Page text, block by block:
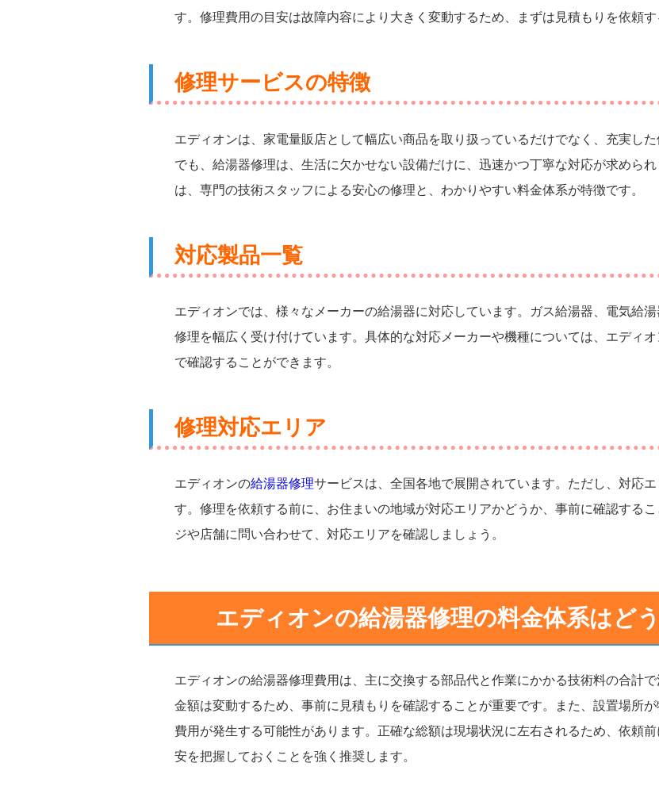
す。修理費用の目安は故障内容により大きく変動するため、まずは見積もりを依頼す
修理サービスの特徴
エディオンは、家電量販店として幅広い商品を取り扱っているだけでなく、充実し
でも、給湯器修理は、生活に欠かせない設備だけに、迅速かつ丁寧な対応が求めら
は、専門の技術スタッフによる安心の修理と、わかりやすい料金体系が特徴です。
対応製品一覧
エディオンでは、様々なメーカーの給湯器に対応しています。ガス給湯器、電気給
修理を幅広く受け付けています。具体的な対応メーカーや機種については、エディ
で確認することができます。
修理対応エリア
エディオンの給湯器修理サービスは、全国各地で展開されています。ただし、対応
す。修理を依頼する前に、お住まいの地域が対応エリアかどうか、事前に確認する
ジや店舗に問い合わせて、対応エリアを確認しましょう。
エディオンの給湯器修理の料金体系はど
エディオンの給湯器修理費用は、主に交換する部品代と作業にかかる技術料の合計
金額は変動するため、事前に見積もりを確認することが重要です。また、設置場所
費用が発生する可能性があります。正確な総額は現場状況に左右されるため、依頼
安を把握しておくことを強く推奨します。